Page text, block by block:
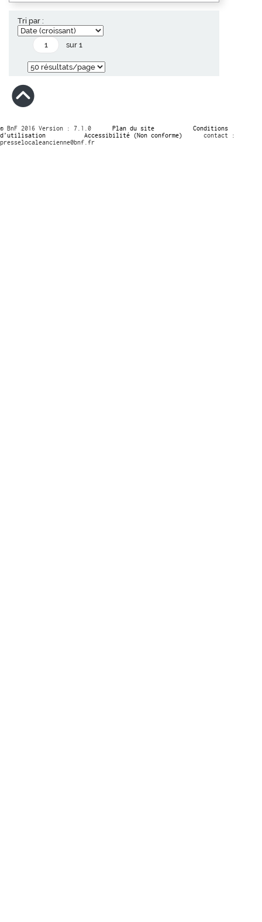
Tri par :
sur 1
© BnF 2016 Version : 7.1.0 Plan du site
Conditions
d’utilisation
Accessibilité (Non conforme)
contact :
presselocaleancienne@bnf.fr